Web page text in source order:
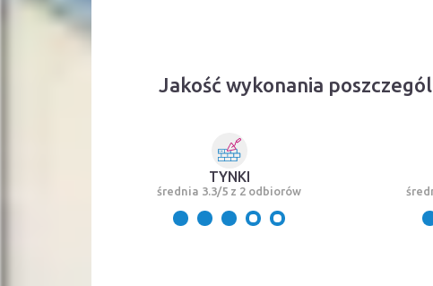
Jakość wykonania
TYNKI
średnia 3.3/5 z 2 odbiorów